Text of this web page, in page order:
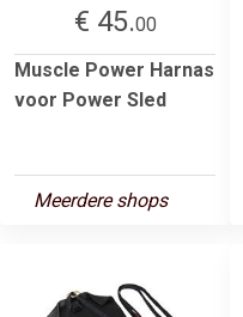
€ 45.00
Muscle Power Harnas
voor Power Sled
Meerdere shops